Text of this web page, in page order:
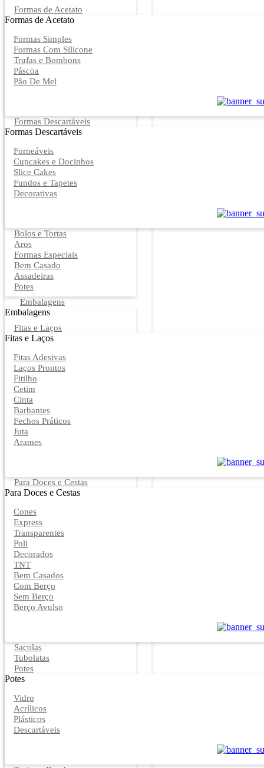
Formas de Acetato
Formas de Acetato
Formas Simples
Formas Com Silicone
Trufas e Bombons
Páscoa
Pão De Mel
Formas Descartáveis
Formas Descartáveis
Forneáveis
Cupcakes e Docinhos
Slice Cakes
Fundos e Tapetes
Decorativas
Bolos e Tortas
Aros
Formas Especiais
Bem Casado
Assadeiras
Potes
Embalagens
Embalagens
Fitas e Laços
Fitas e Laços
Fitas Adesivas
Laços Prontos
Fitilho
Cetim
Cinta
Barbantes
Fechos Práticos
Juta
Arames
Para Doces e Cestas
Para Doces e Cestas
Cones
Express
Transparentes
Poli
Decorados
TNT
Bem Casados
Com Berço
Sem Berço
Berço Avulso
Sacolas
Tubolatas
Potes
Potes
Vidro
Acrílicos
Plásticos
Descartáveis